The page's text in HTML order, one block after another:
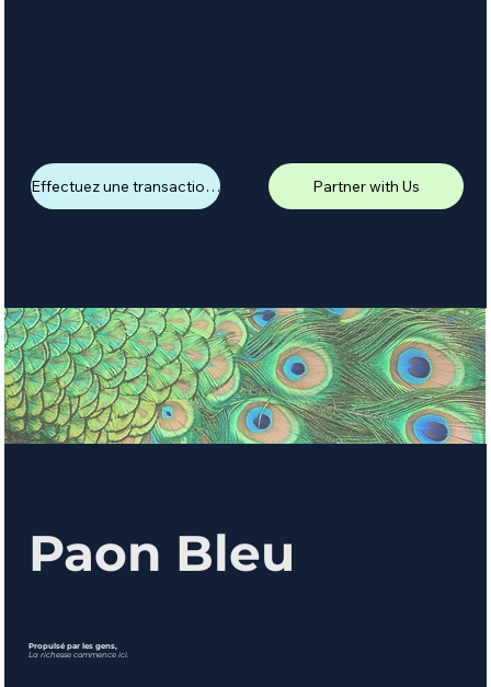
Paon Bleu
Propulsé par les gens,
La richesse commence ici.
Effectuez une transaction avec BOUSOL Partner with Us